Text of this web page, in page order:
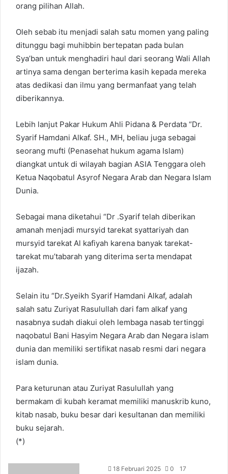
orang pilihan Allah.
Oleh sebab itu menjadi salah satu momen yang paling
ditunggu bagi muhibbin bertepatan pada bulan
Sya’ban untuk menghadiri haul dari seorang Wali Allah
artinya sama dengan berterima kasih kepada mereka
atas dedikasi dan ilmu yang bermanfaat yang telah
diberikannya.
Lebih lanjut Pakar Hukum Ahli Pidana & Perdata “Dr.
Syarif Hamdani Alkaf. SH., MH, beliau juga sebagai
seorang mufti (Penasehat hukum agama Islam)
diangkat untuk di wilayah bagian ASIA Tenggara oleh
Ketua Naqobatul Asyrof Negara Arab dan Negara Islam
Dunia.
Sebagai mana diketahui “Dr .Syarif telah diberikan
amanah menjadi mursyid tarekat syattariyah dan
mursyid tarekat Al kafiyah karena banyak tarekat-
tarekat mu’tabarah yang diterima serta mendapat
ijazah.
Selain itu “Dr.Syeikh Syarif Hamdani Alkaf, adalah
salah satu Zuriyat Rasulullah dari fam alkaf yang
nasabnya sudah diakui oleh lembaga nasab tertinggi
naqobatul Bani Hasyim Negara Arab dan Negara islam
dunia dan memiliki sertifikat nasab resmi dari negara
islam dunia.
Para keturunan atau Zuriyat Rasulullah yang
bermakam di kubah keramat memiliki manuskrib kuno,
kitab nasab, buku besar dari kesultanan dan memiliki
buku sejarah.
(*)
18 Februari 2025 0 17